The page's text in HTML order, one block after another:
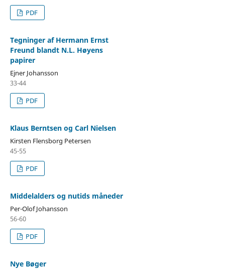
PDF
Tegninger af Hermann Ernst
Freund blandt N.L. Høyens
papirer
Ejner Johansson
33-44
PDF
Klaus Berntsen og Carl Nielsen
Kirsten Flensborg Petersen
45-55
PDF
Middelalders og nutids måneder
Per-Olof Johansson
56-60
PDF
Nye Bøger